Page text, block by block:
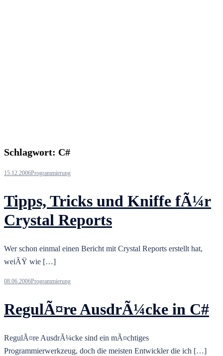
Schlagwort: C#
15.12.2006Programmierung
Tipps, Tricks und Kniffe fÃ¼r
Crystal Reports
Wer schon einmal einen Bericht mit Crystal Reports erstellt hat,
weiÃŸ wie […]
08.06.2006Programmierung
RegulÃ¤re AusdrÃ¼cke in C#
RegulÃ¤re AusdrÃ¼cke sind ein mÃ¤chtiges
Programmierwerkzeug, doch die meisten Entwickler die ich […]